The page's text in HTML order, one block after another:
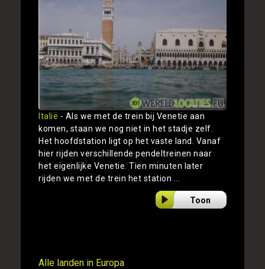
Italië - Als we met de trein bij Venetie aan
komen, staan we nog niet in het stadje zelf.
Het hoofdstation ligt op het vaste land. Vanaf
hier rijden verschillende pendeltreinen naar
het eigenlijke Venetie. Tien minuten later
rijden we met de trein het station ...
Toon
Alle landen in Europa